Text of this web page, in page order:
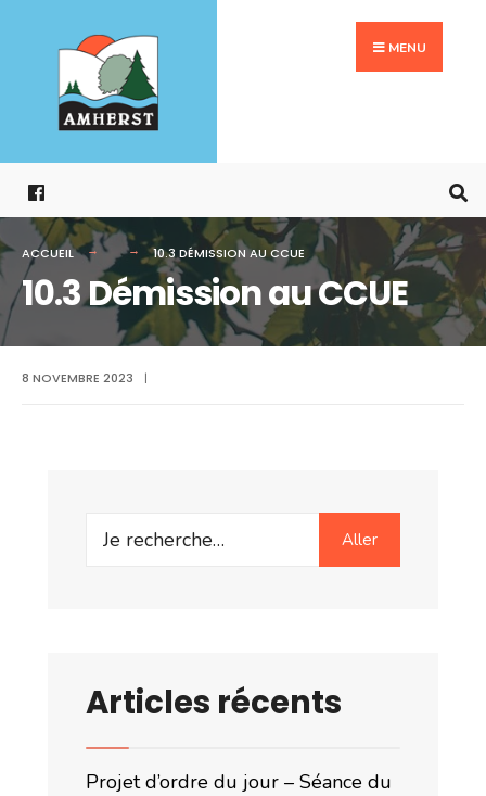
contenu
MENU
ACCUEIL 10.3 DÉMISSION AU CCUE
10.3 Démission au CCUE
8 NOVEMBRE 2023 |
Search
Aller
Articles récents
Projet d’ordre du jour – Séance du
for: